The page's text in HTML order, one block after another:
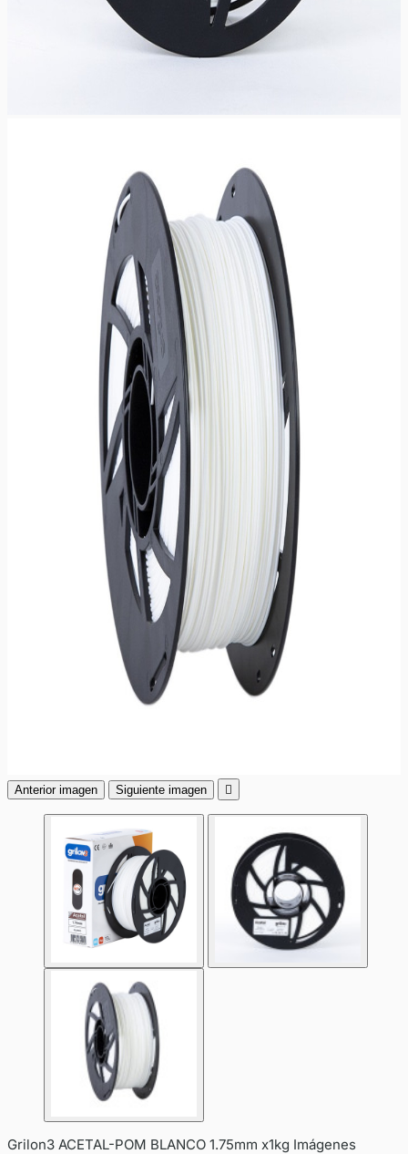
Anterior imagen Siguiente imagen 
Grilon3 ACETAL-POM BLANCO 1.75mm x1kg Imágenes